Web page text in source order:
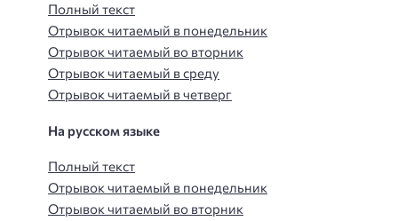
Полный текст
Отрывок читаемый в понедельник
Отрывок читаемый во вторник
Отрывок читаемый в среду
Отрывок читаемый в четверг
На русском языке
Полный текст
Отрывок читаемый в понедельник
Отрывок читаемый во вторник